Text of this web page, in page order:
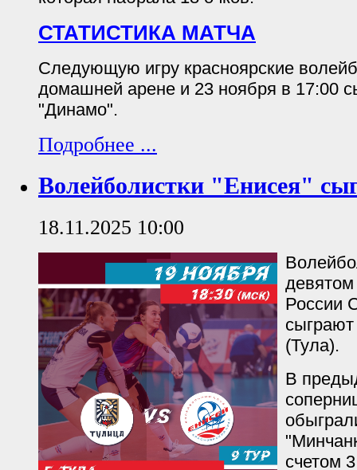
СТАТИСТИКА МАТЧА
Следующую игру красноярские
домашней арене и 23 ноября в 17:00
"Динамо".
Подробнее ...
Волейболистки "Енисея"
18.11.2025 10:00
девятом
России
(Тула).
В
счетом